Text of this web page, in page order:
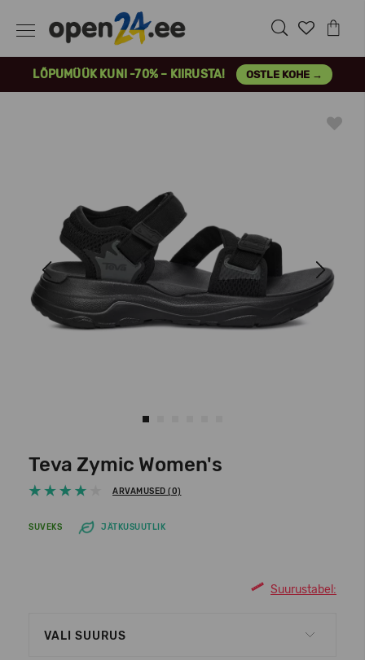
LÕPUMÜÜK KUNI -70% – KIIRUSTA! OSTLE KOHE →
Previous Next
Teva Zymic Women's
ARVAMUSED (0)
SUVEKS JÄTKUSUUTLIK
Suurustabel:
VALI SUURUS